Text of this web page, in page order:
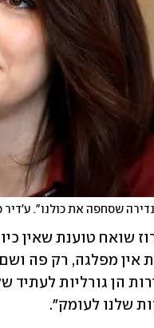
שסחפה את כולנו". ע'דיר
שלנו לעומק".